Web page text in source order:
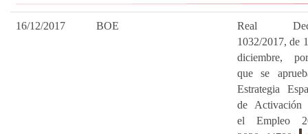
16/12/2017 BOE
Real
1032/2017, de
diciembre,
que se
Estrategia
de Activación
el Empleo